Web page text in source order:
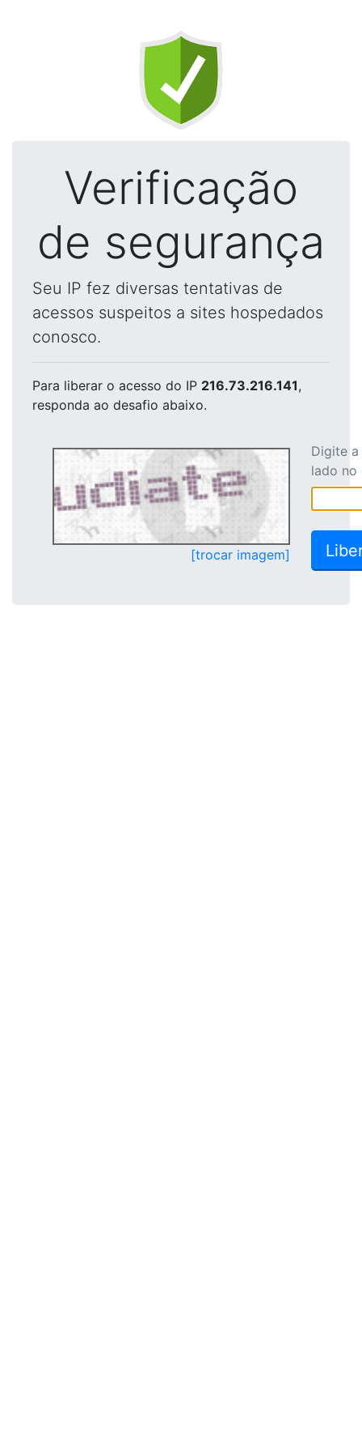
Verificação
de segurança
Seu IP fez diversas tentativas de
acessos suspeitos a sites hospedados
conosco.
Para liberar o acesso do IP 216.73.216.141,
responda ao desafio abaixo.
[trocar imagem]
Digite
lado no